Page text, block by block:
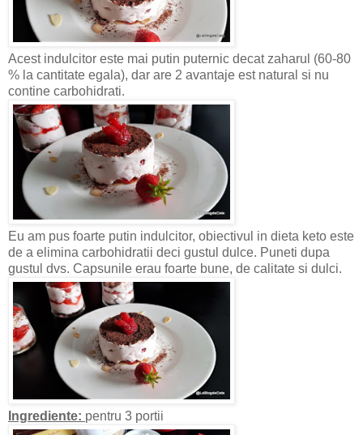
Acest indulcitor este mai putin puternic decat zaharul (60-80
% la cantitate egala), dar are 2 avantaje est natural si nu
contine carbohidrati.
Eu am pus foarte putin indulcitor, obiectivul in dieta keto este
de a elimina carbohidratii deci gustul dulce. Puneti dupa
gustul dvs. Capsunile erau foarte bune, de calitate si dulci.
Ingrediente: pentru 3 portii